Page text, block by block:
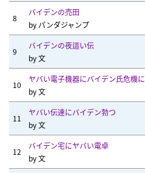
8
バイデンの売田
by パンダジャンプ
9
バイデンの夜這い伝
by文
10
ヤバい電子機器にバイデン氏危機に
by文
11
ヤバい伝達にバイデン勃つ
by文
12
バイデン宅にヤバい電卓
by文